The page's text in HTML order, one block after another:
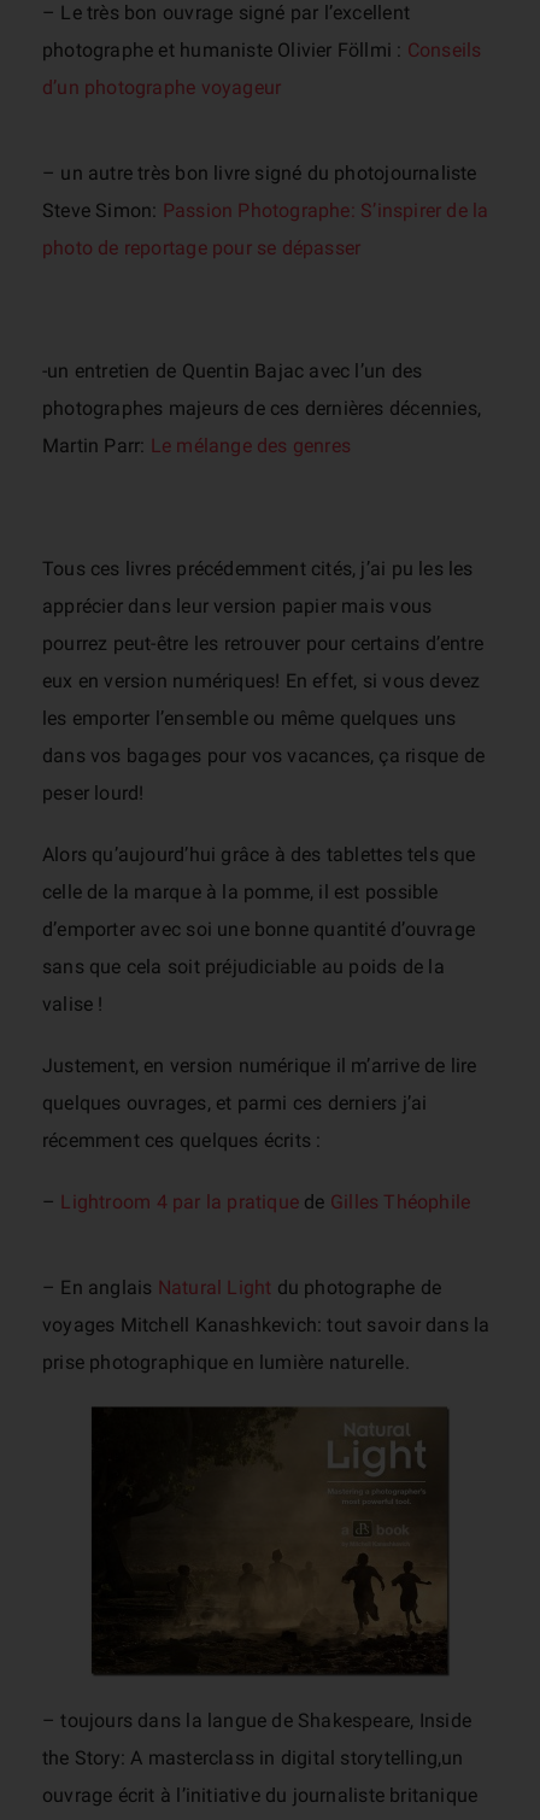
– Le très bon ouvrage signé par l’excellent
photographe et humaniste Olivier Föllmi : Conseils
d’un photographe voyageur
– un autre très bon livre signé du photojournaliste
Steve Simon: Passion Photographe: S’inspirer de la
photo de reportage pour se dépasser
-un entretien de Quentin Bajac avec l’un des
photographes majeurs de ces dernières décennies,
Martin Parr: Le mélange des genres
Tous ces livres précédemment cités, j’ai pu les les
apprécier dans leur version papier mais vous
pourrez peut-être les retrouver pour certains d’entre
eux en version numériques! En effet, si vous devez
les emporter l’ensemble ou même quelques uns
dans vos bagages pour vos vacances, ça risque de
peser lourd!
Alors qu’aujourd’hui grâce à des tablettes tels que
celle de la marque à la pomme, il est possible
d’emporter avec soi une bonne quantité d’ouvrage
sans que cela soit préjudiciable au poids de la
valise !
Justement, en version numérique il m’arrive de lire
quelques ouvrages, et parmi ces derniers j’ai
récemment ces quelques écrits :
– Lightroom 4 par la pratique de Gilles Théophile
– En anglais Natural Light du photographe de
voyages Mitchell Kanashkevich: tout savoir dans la
prise photographique en lumière naturelle.
– toujours dans la langue de Shakespeare, Inside
the Story: A masterclass in digital storytelling,un
ouvrage écrit à l’initiative du journaliste britanique